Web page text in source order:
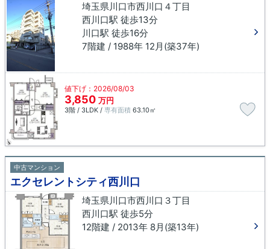
埼玉県川口市西川口４丁目
西川口駅 徒歩13分
川口駅 徒歩16分
7階建 / 1988年 12月(築37年)
値下げ：2026/08/03
3,850 万円
3階 / 3LDK / 専有面積 63.10㎡
中古マンション
エクセレントシティ西川口
埼玉県川口市西川口３丁目
西川口駅 徒歩5分
12階建 / 2013年 8月(築13年)